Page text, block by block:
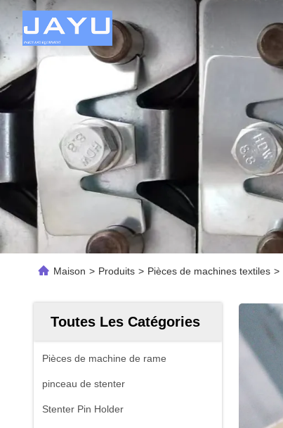
Maison > Produits > Pièces de machines textiles >
Toutes Les Catégories
Pièces de machine de rame
pinceau de stenter
Stenter Pin Holder